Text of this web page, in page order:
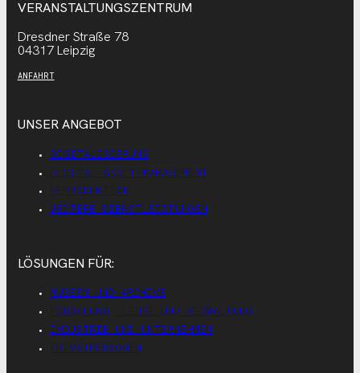
VERANSTALTUNGSZENTRUM
Dresdner Straße 78
04317 Leipzig
ANFAHRT
UNSER ANGEBOT
DIGITALISIERUNG
DIGITAL ASSET MANAGEMENT
REPRODUKTION
WEITERE DIENSTLEISTUNGEN
LÖSUNGEN FÜR:
MUSEEN UND ARCHIVE
FORSCHUNG, LEHRE UND VERWALTUNG
INDUSTRIE UND UNTERNEHMEN
PRIVATPERSONEN